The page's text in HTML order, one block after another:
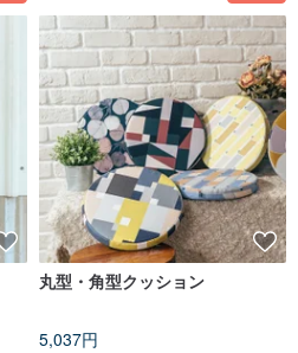
丸型・角型クッション
5,037円